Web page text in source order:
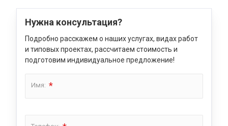
Нужна консультация?
Подробно расскажем о наших услугах, видах работ
и типовых проектах, рассчитаем стоимость и
подготовим индивидуальное предложение!
Имя: *